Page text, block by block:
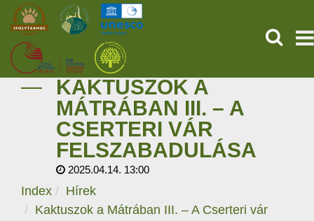
KEZDŐOLDAL
ŐSVILÁGI POMPEJI
SZOLGÁLTATÁSOK
KAKTUSZOK A
MÁTRÁBAN III. – A
CSERTERI VÁR
FELSZABADULÁSA
2025.04.14. 13:00
Index
Hírek
Kaktuszok a Mátrában III. – A Cserteri vár